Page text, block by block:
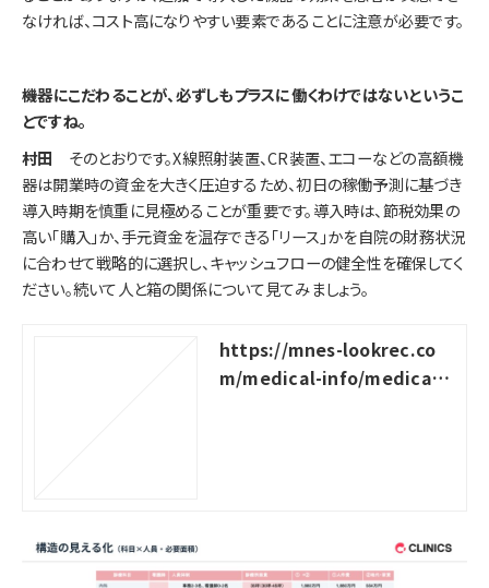
なければ、コスト高になりやすい要素であることに注意が必要です。
――機器にこだわることが、必ずしもプラスに働くわけではないというこ
とですね。
村田 そのとおりです。X線照射装置、CR装置、エコーなどの高額機
器は開業時の資金を大きく圧迫するため、初日の稼働予測に基づき
導入時期を慎重に見極めることが重要です。導入時は、節税効果の
高い「購入」か、手元資金を温存できる「リース」かを自院の財務状況
に合わせて戦略的に選択し、キャッシュフローの健全性を確保してく
ださい。続いて人と箱の関係について見てみましょう。
https://mnes-lookrec.co
m/medical-info/medical-